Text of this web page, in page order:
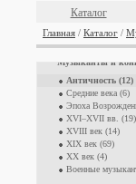
Каталог
Главная / Каталог /
Музыка (380)
Композиторы (29)
Музыкальные
Музыканты и
Античность (12)
Средние века (6)
Эпоха
XVI–XVII вв. (19)
XVIII век (14)
XIX век (69)
XX век (4)
Военные